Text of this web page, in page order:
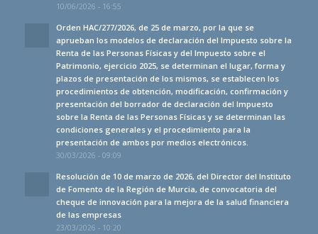
10/06/2026 - 16:55
Orden HAC/277/2026, de 25 de marzo, por la que se
aprueban los modelos de declaración del Impuesto sobre la
Renta de las Personas Físicas y del Impuesto sobre el
Patrimonio, ejercicio 2025, se determinan el lugar, forma y
plazos de presentación de los mismos, se establecen los
procedimientos de obtención, modificación, confirmación y
presentación del borrador de declaración del Impuesto
sobre la Renta de las Personas Físicas y se determinan las
condiciones generales y el procedimiento para la
presentación de ambos por medios electrónicos.
30/03/2026 - 09:09
Resolución de 10 de marzo de 2026, del Director del Instituto
de Fomento de la Región de Murcia, de convocatoria del
cheque de innovación para la mejora de la salud financiera
de las empresas
23/03/2026 - 10:20